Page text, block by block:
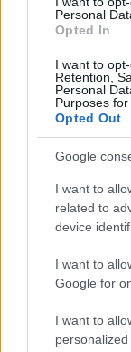
Personal
Opted In
I want to
Retention,
Personal
Purposes for
Opted Out
Google
I want to
related to
device
I want to
Google for
I want to
personalized
Gera az
veresége
Gera Zoltán